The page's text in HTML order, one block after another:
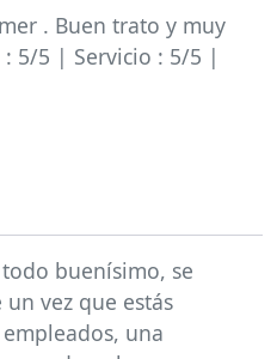
. Buen trato y muy
5/5 | Servicio : 5/5 |
buenísimo, se
vez que estás
una